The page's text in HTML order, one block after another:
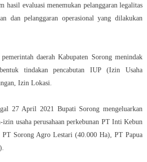
hasil evaluasi menemukan pelanggaran legalitas
dan pelanggaran operasional yang dilakukan
daerah Kabupaten Sorong menindak
tindakan pencabutan IUP (Izin Usaha
Izin Lokasi.
27 April 2021 Bupati Sorong mengeluarkan
usaha perusahaan perkebunan PT Inti Kebun
PT Sorong Agro Lestari (40.000 Ha), PT Papua